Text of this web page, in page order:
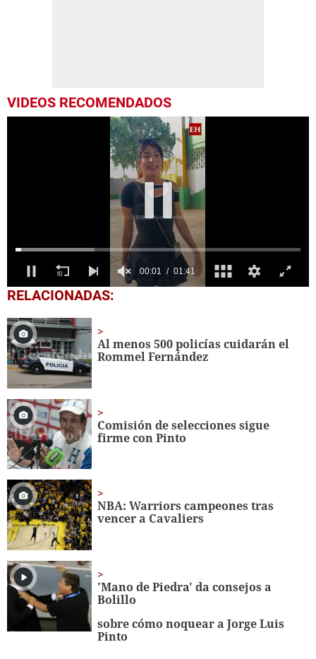
VIDEOS RECOMENDADOS
0
seconds
1
minute,
41
seconds
RELACIONADAS:
Al menos 500 policías cuidarán el
Rommel Fernández
Comisión de selecciones sigue
firme con Pinto
NBA: Warriors campeones tras
vencer a Cavaliers
'Mano de Piedra' da consejos a
Bolillo
sobre cómo noquear a Jorge Luis
Pinto